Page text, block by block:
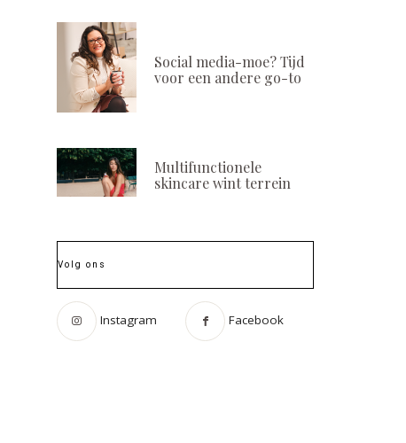
Social media-moe? Tijd
voor een andere go-to
Multifunctionele
skincare wint terrein
Volg ons
Instagram Facebook